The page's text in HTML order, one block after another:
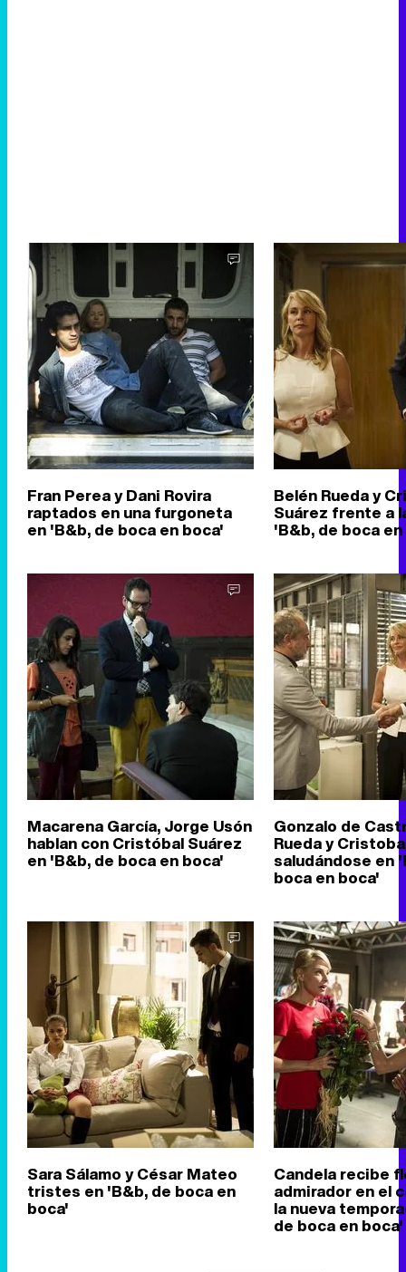
Fran Perea y Dani Rovira
raptados en una furgoneta
en 'B&b, de boca en boca'
Belén Rueda y
Suárez frente a
'B&b, de boca
Macarena García, Jorge Usón
hablan con Cristóbal Suárez
en 'B&b, de boca en boca'
Gonzalo de
Rueda y
saludándose en
boca en boca'
Sara Sálamo y César Mateo
tristes en 'B&b, de boca en
boca'
Candela recibe
admirador en el
la nueva
de boca en boca'